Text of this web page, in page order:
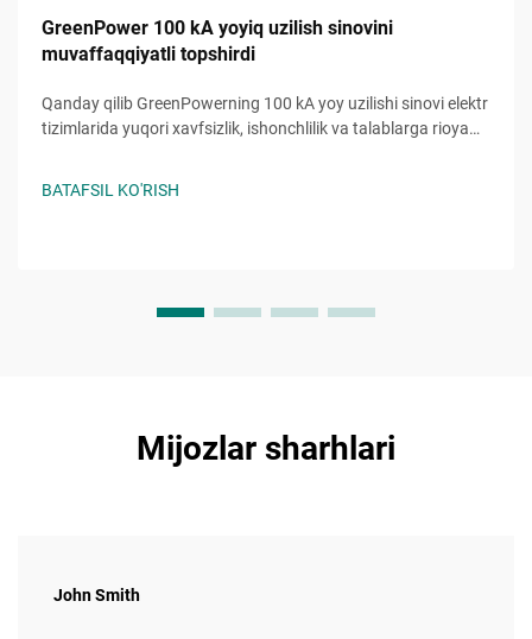
GreenPower 100 kA yoyiq uzilish sinovini
muvaffaqqiyatli topshirdi
Qanday qilib GreenPowerning 100 kA yoy uzilishi sinovi elektr
tizimlarida yuqori xavfsizlik, ishonchlilik va talablarga rioya
BATAFSIL KO'RISH
Mijozlar sharhlari
John Smith